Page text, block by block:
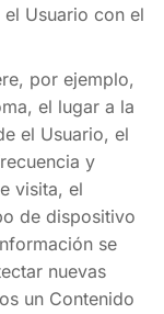
Usuario con el
por ejemplo,
el lugar a la
el Usuario, el
y
visita, el
de dispositivo
se
nuevas
un Contenido